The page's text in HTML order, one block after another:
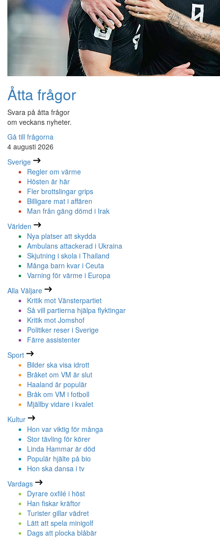
Åtta frågor
Svara på åtta frågor
om veckans nyheter.
Gå till frågorna
4 augusti 2026
Sverige
Regler om värme
Hösten är här
Fler brottslingar grips
Billigare mat i affären
Man från gäng dömd i Irak
Världen
Nya platser att skydda
Ambulans attackerad i Ukraina
Skjutning i skola i Thailand
Många barn kvar i Ceuta
Varning för värme i Europa
Alla Väljare
Kritik mot Vänsterpartiet
Så vill partierna hjälpa flyktingar
Kritik mot Jomshof
Politiker reser i Sverige
Färre assistenter
Sport
Bilder ska visa idrott
Bråket om VM är slut
Haaland är populär
Bråk om VM i fotboll
Mjällby vidare i kvalet
Kultur
Hon var viktig för många
Stor tävling för körer
Linda Hammar är död
Populär hjälte på bio
Hon ska dansa i tv
Vardags
Dyrare oxfilé i höst
Han fiskar kräftor
Turister gillar vädret
Lätt att spela minigolf
Dags att plocka blåbär